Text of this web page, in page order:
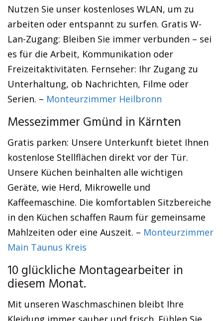
Nutzen Sie unser kostenloses WLAN, um zu
arbeiten oder entspannt zu surfen. Gratis W-
Lan-Zugang: Bleiben Sie immer verbunden – sei
es für die Arbeit, Kommunikation oder
Freizeitaktivitäten. Fernseher: Ihr Zugang zu
Unterhaltung, ob Nachrichten, Filme oder
Serien. – Monteurzimmer Heilbronn
Messezimmer Gmünd in Kärnten
Gratis parken: Unsere Unterkunft bietet Ihnen
kostenlose Stellflächen direkt vor der Tür.
Unsere Küchen beinhalten alle wichtigen
Geräte, wie Herd, Mikrowelle und
Kaffeemaschine. Die komfortablen Sitzbereiche
in den Küchen schaffen Raum für gemeinsame
Mahlzeiten oder eine Auszeit. – Monteurzimmer
Main Taunus Kreis
10 glückliche Montagearbeiter in
diesem Monat.
Mit unseren Waschmaschinen bleibt Ihre